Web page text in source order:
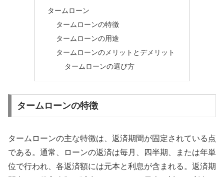
タームローン
タームローンの特徴
タームローンの用途
タームローンのメリットとデメリット
タームローンの選び方
タームローンの特徴
タームローンの主な特徴は、返済期間が固定されている点
である。通常、ローンの返済は毎月、四半期、または年単
位で行われ、各返済額には元本と利息が含まれる。返済期